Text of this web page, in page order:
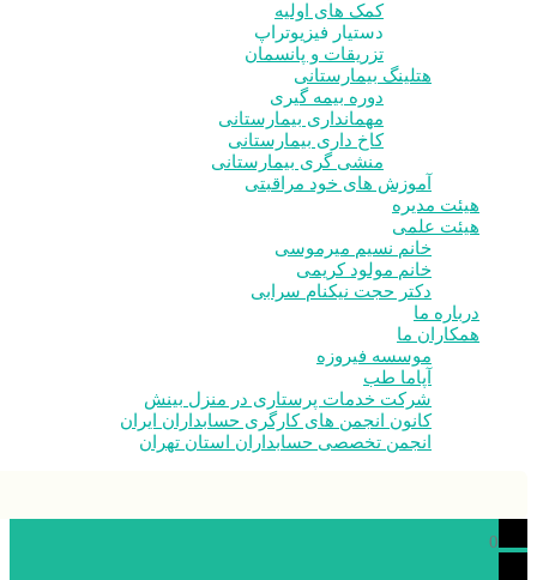
کمک های اولیه
دستیار فیزیوتراپ
تزریقات و پانسمان
هتلینگ بیمارستانی
دوره بیمه گیری
مهمانداری بیمارستانی
کاخ داری بیمارستانی
منشی گری بیمارستانی
آموزش های خود مراقبتی
هیئت مدیره
هیئت علمی
خانم نسیم میرموسی
خانم مولود کریمی
دکتر حجت نیکنام سرابی
درباره ما
همکاران ما
موسسه فیروزه
آپاما طب
شرکت خدمات پرستاری در منزل بینش
کانون انجمن های کارگری حسابداران ایران
انجمن تخصصی حسابداران استان تهران
0